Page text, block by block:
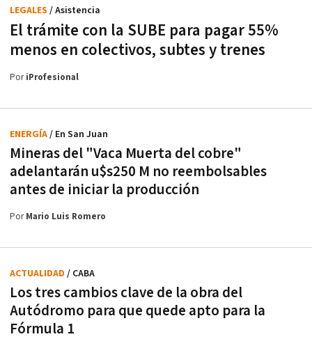
El trámite con la SUBE para pagar 55%
menos en colectivos, subtes y trenes
LEGALES / Asistencia
PoriProfesional
Mineras del "Vaca Muerta del cobre"
adelantarán u$s250 M no reembolsables
antes de iniciar la producción
ENERGÍA/ En San Juan
PorMario Luis Romero
Los tres cambios clave de la obra del
Autódromo para que quede apto para la
Fórmula 1
ACTUALIDAD / CABA